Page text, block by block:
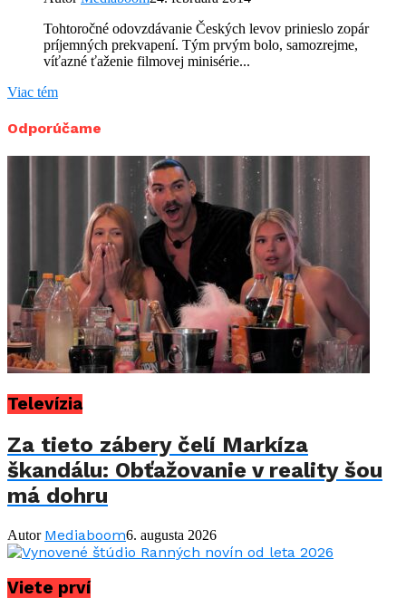
Tohtoročné odovzdávanie Českých levov prinieslo zopár
príjemných prekvapení. Tým prvým bolo, samozrejme,
víťazné ťaženie filmovej minisérie...
Viac tém
Odporúčame
Televízia
Za tieto zábery čelí Markíza
škandálu: Obťažovanie v reality šou
má dohru
Autor Mediaboom6. augusta 2026
Viete prví